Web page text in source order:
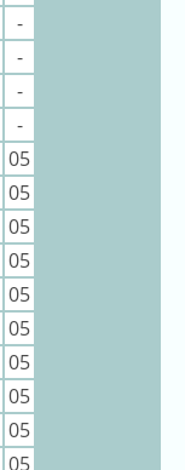
-
-
-
-
05
05
05
05
05
05
05
05
05
05